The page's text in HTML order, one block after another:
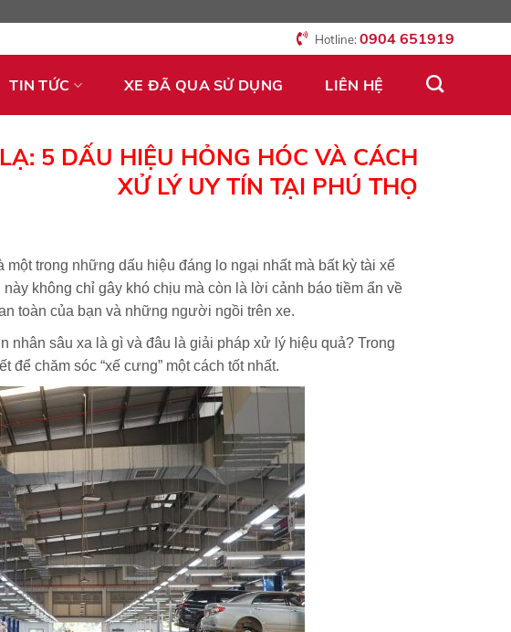
Hotline:0904 651919
TIN TỨC XE ĐÃ QUA SỬ DỤNG LIÊN HỆ
5 DẤU HIỆU HỎNG HÓC VÀ CÁCH
XỬ LÝ UY TÍN TẠI PHÚ THỌ
một trong những dấu hiệu đáng lo ngại nhất mà bất kỳ tài xế
không chỉ gây khó chịu mà còn là lời cảnh báo tiềm ẩn về
toàn của bạn và những người ngồi trên xe.
nhân sâu xa là gì và đâu là giải pháp xử lý hiệu quả? Trong
để chăm sóc “xế cưng” một cách tốt nhất.